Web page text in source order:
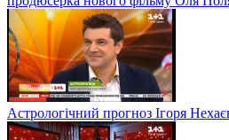
Астрологічний прогноз Ігоря